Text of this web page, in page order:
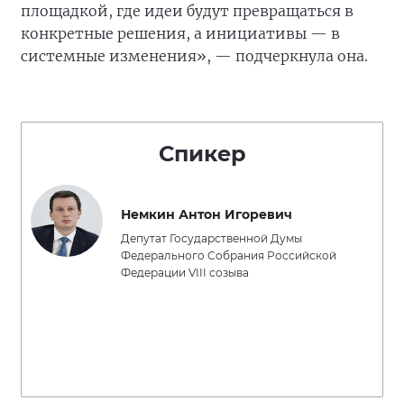
площадкой, где идеи будут превращаться в
конкретные решения, а инициативы — в
системные изменения», — подчеркнула она.
Спикер
Немкин Антон Игоревич
Депутат Государственной Думы
Федерального Собрания Российской
Федерации VIII созыва